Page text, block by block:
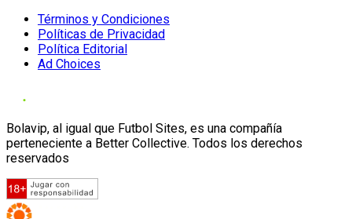
Términos y Condiciones
Políticas de Privacidad
Política Editorial
Ad Choices
Bolavip, al igual que Futbol Sites, es una compañía
perteneciente a Better Collective. Todos los derechos
reservados